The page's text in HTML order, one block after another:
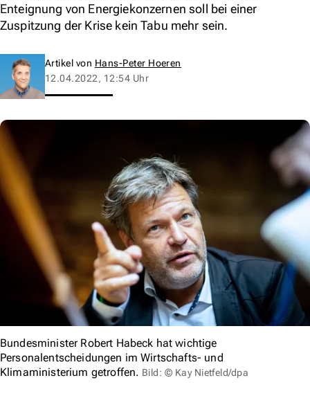
Enteignung von Energiekonzernen soll bei einer
Zuspitzung der Krise kein Tabu mehr sein.
Artikel von Hans-Peter Hoeren
12.04.2022, 12:54 Uhr
Bundesminister Robert Habeck hat wichtige
Personalentscheidungen im Wirtschafts- und
Klimaministerium getroffen. Bild: © Kay Nietfeld/dpa